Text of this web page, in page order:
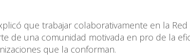
que trabajar colaborativamente en la Red
de una comunidad motivada en pro de la
que la conforman.